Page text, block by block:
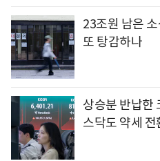
23조원 남은
또 탕감하나
상승분 반납
스닥도 약세 전